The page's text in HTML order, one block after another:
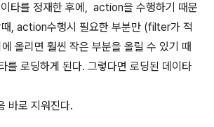
타를 정재한 후에, action을 수행하기 때문
, action수행시 필요한 부분만 (filter가 적
올리면 훨씬 작은 부분을 올릴 수 있기 때
를 로딩하게 된다. 그렇다면 로딩된 데이타
바로 지워진다.